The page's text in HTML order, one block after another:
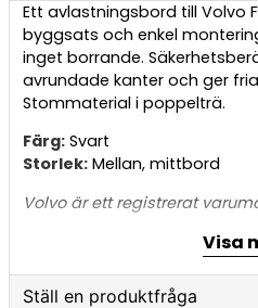
Ett avlastningsbord till Volvo
byggsats och enkel
inget borrande.
avrundade kanter och ger
Stommaterial i poppelträ.
Färg: Svart
Storlek: Mellan, mittbord
Volvo är ett registrerat
är inte original och inte
Volvo. Användning utav
för att delen passar till
Visa
Ställ en produktfråga